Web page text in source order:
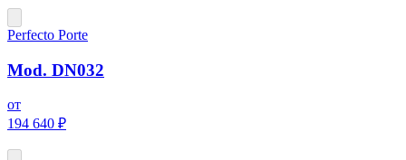
Perfecto Porte
Mod. DN032
от
194 640 ₽